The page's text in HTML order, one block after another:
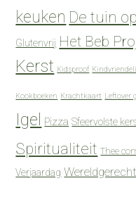
keuken De tuin
Glutenvrij Het Beb
Kerst Kidsproof
Kookboeken Krachtkaart Leftover
Igel Pizza Sfeervolste
Spiritualiteit Thee
Verjaardag